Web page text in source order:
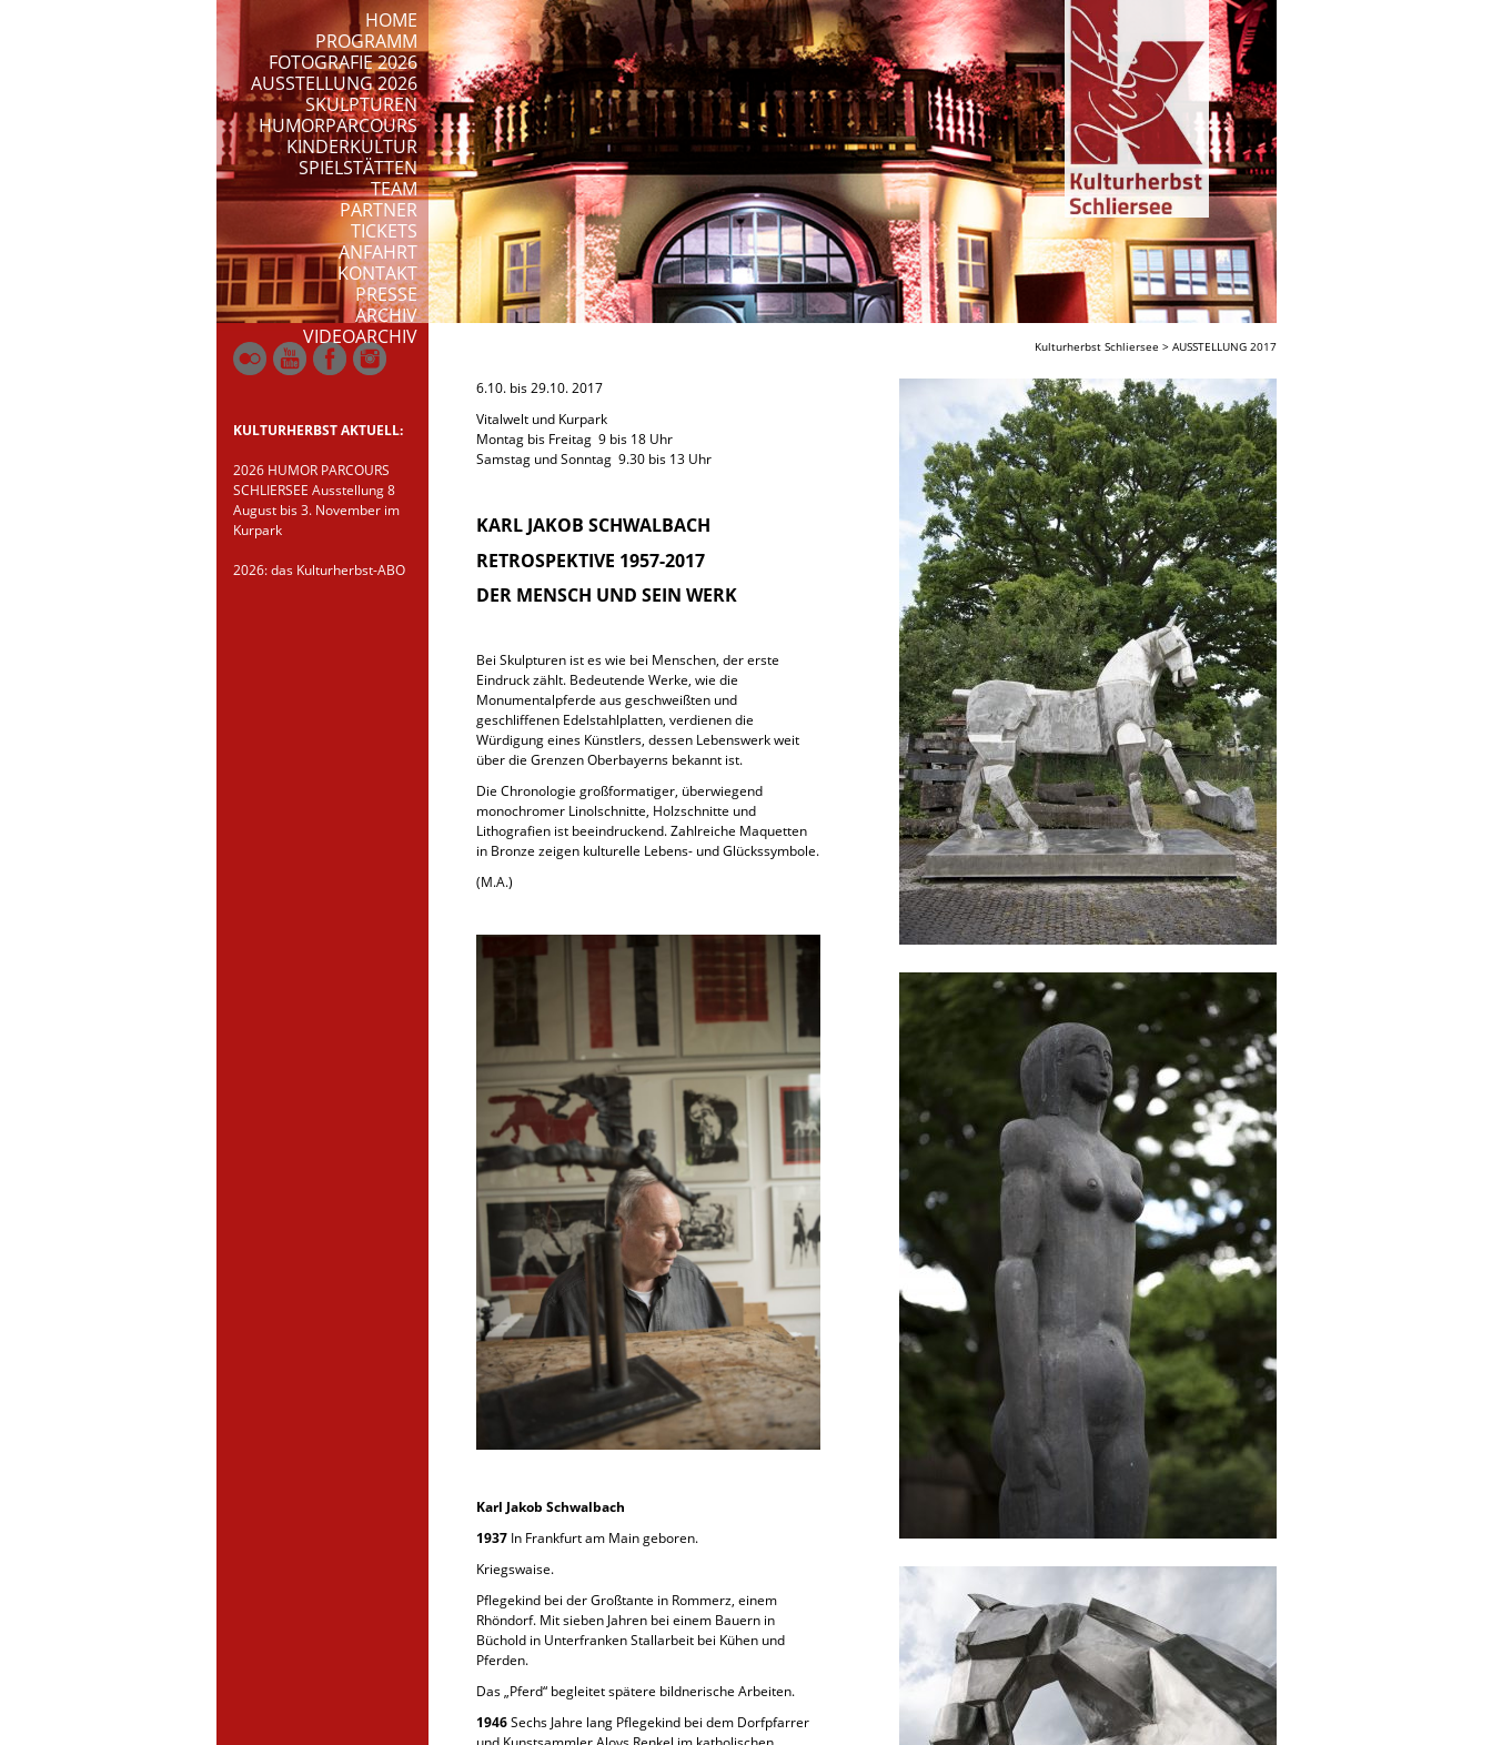
HOME
PROGRAMM
FOTOGRAFIE 2026
AUSSTELLUNG 2026
SKULPTUREN
HUMORPARCOURS
KINDERKULTUR
SPIELSTÄTTEN
TEAM
PARTNER
TICKETS
ANFAHRT
KONTAKT
PRESSE
ARCHIV
VIDEOARCHIV
KULTURHERBST AKTUELL:
2026 HUMOR PARCOURS
SCHLIERSEE Ausstellung 8
August bis 3. November im
Kurpark
2026: das Kulturherbst-ABO
Kulturherbst Schliersee > AUSSTELLUNG 2017
6.10. bis 29.10. 2017
Vitalwelt und Kurpark
Montag bis Freitag 9 bis 18 Uhr
Samstag und Sonntag 9.30 bis 13 Uhr
KARL JAKOB SCHWALBACH
RETROSPEKTIVE 1957-2017
DER MENSCH UND SEIN WERK
Bei Skulpturen ist es wie bei Menschen, der erste
Eindruck zählt. Bedeutende Werke, wie die
Monumentalpferde aus geschweißten und
geschliffenen Edelstahlplatten, verdienen die
Würdigung eines Künstlers, dessen Lebenswerk weit
über die Grenzen Oberbayerns bekannt ist.
Die Chronologie großformatiger, überwiegend
monochromer Linolschnitte, Holzschnitte und
Lithografien ist beeindruckend. Zahlreiche Maquetten
in Bronze zeigen kulturelle Lebens- und Glückssymbole.
(M.A.)
Karl Jakob Schwalbach
1937 In Frankfurt am Main geboren.
Kriegswaise.
Pflegekind bei der Großtante in Rommerz, einem
Rhöndorf. Mit sieben Jahren bei einem Bauern in
Büchold in Unterfranken Stallarbeit bei Kühen und
Pferden.
Das „Pferd“ begleitet spätere bildnerische Arbeiten.
1946Sechs Jahre lang Pflegekind bei dem Dorfpfarrer